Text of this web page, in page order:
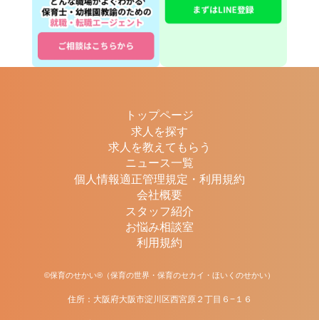
トップページ
求人を探す
求人を教えてもらう
ニュース一覧
個人情報適正管理規定・利用規約
会社概要
スタッフ紹介
お悩み相談室
利用規約
©保育のせかい®（保育の世界・保育のセカイ・ほいくのせかい）
住所：大阪府大阪市淀川区西宮原２丁目６−１６